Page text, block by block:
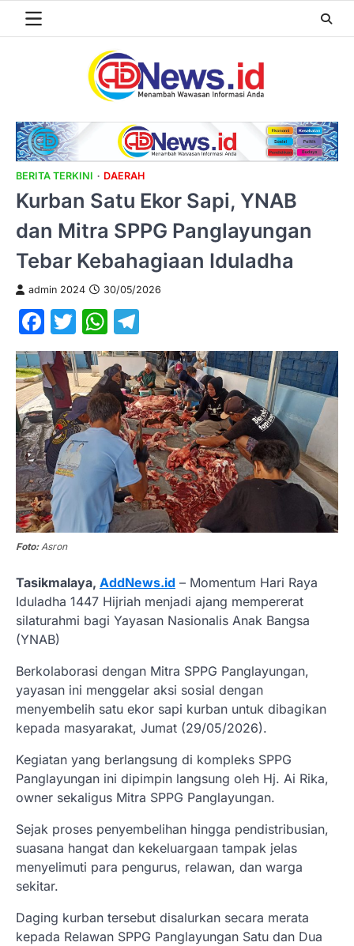
BERITA TERKINI DAERAH
Kurban Satu Ekor Sapi, YNAB
dan Mitra SPPG Panglayungan
Tebar Kebahagiaan Iduladha
admin 2024 30/05/2026
Facebook
TwitterWhatsApp
Foto:Asron
Tasikmalaya, AddNews.id – Momentum Hari Raya
Iduladha 1447 Hijriah menjadi ajang mempererat
silaturahmi bagi Yayasan Nasionalis Anak Bangsa
(YNAB)
Berkolaborasi dengan Mitra SPPG Panglayungan,
yayasan ini menggelar aksi sosial dengan
menyembelih satu ekor sapi kurban untuk dibagikan
kepada masyarakat, Jumat (29/05/2026).
​Kegiatan yang berlangsung di kompleks SPPG
Panglayungan ini dipimpin langsung oleh Hj. Ai Rika,
owner sekaligus Mitra SPPG Panglayungan.
Sejak proses penyembelihan hingga pendistribusian,
suasana hangat dan kekeluargaan tampak jelas
menyelimuti para pengurus, relawan, dan warga
sekitar.
​Daging kurban tersebut disalurkan secara merata
kepada Relawan SPPG Panglayungan Satu dan Dua